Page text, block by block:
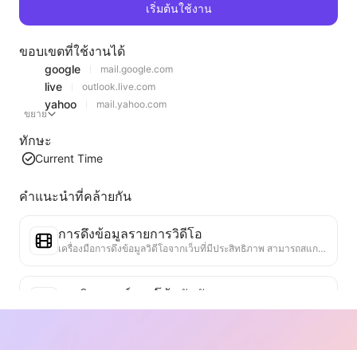
เริ่มต้นใช้งาน
ขอบเขตที่ใช้งานได้
google mail.google.com
live outlook.live.com
yahoo
mail.yahoo.com
ขยาย
ทักษะ
Current Time
คำแนะนำที่คล้ายกัน
การดึงข้อมูลรายการวิดีโอ
เครื่องมือการดึงข้อมูลวิดีโอจากเว็บที่มีประสิทธิภาพ สามารถสแกนเว็บได้อย่างรวดเร็วและจัดระเบียบข้อมูลวิดีโอเป็นตาราง Markdown ที่มีโครงสร้าง
การวิเคราะห์แนวโน้มอันดับ
วิเคราะห์ข้อมูลอันดับของหน้าเว็บปัจจุบัน สร้างรายงานแนวโน้ม ระบุหมวดหมู่ที่ได้รับความนิยม ประเภทผลิตภัณฑ์ที่กำลังเติบโตอย่างรวดเร็ว และเทคโนโลยีใหม่ ๆ ให้ข้อมูลเชิงลึกเกี่ยวกับตลาดทันที ช่วยให้คุณเข้าใจแนวโน้มผลิตภัณฑ์ล่าสุดและทิศทางของตลาด